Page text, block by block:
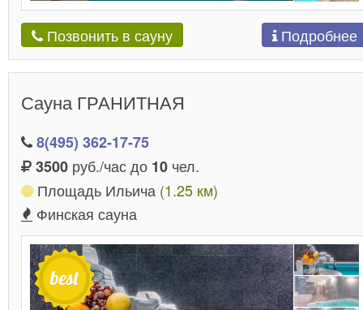
Позвонить в сауну Подробнее
Сауна ГРАНИТНАЯ
8(495) 362-17-75
3500 руб./час до 10 чел.
Площадь Ильича (1.25 км)
Финская сауна